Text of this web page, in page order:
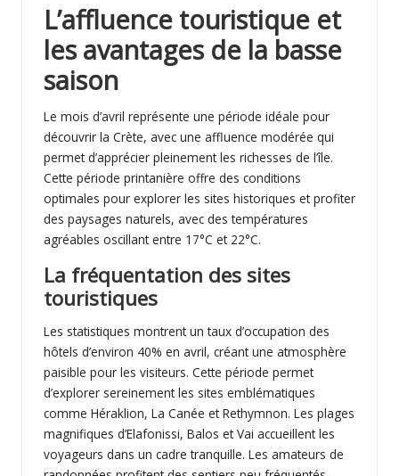
L’affluence touristique et
les avantages de la basse
saison
Le mois d’avril représente une période idéale pour
découvrir la Crète, avec une affluence modérée qui
permet d’apprécier pleinement les richesses de l’île.
Cette période printanière offre des conditions
optimales pour explorer les sites historiques et profiter
des paysages naturels, avec des températures
agréables oscillant entre 17°C et 22°C.
La fréquentation des sites
touristiques
Les statistiques montrent un taux d’occupation des
hôtels d’environ 40% en avril, créant une atmosphère
paisible pour les visiteurs. Cette période permet
d’explorer sereinement les sites emblématiques
comme Héraklion, La Canée et Rethymnon. Les plages
magnifiques d’Elafonissi, Balos et Vai accueillent les
voyageurs dans un cadre tranquille. Les amateurs de